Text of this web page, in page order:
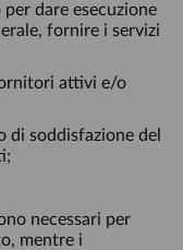
dare esecuzione
fornire i servizi
attivi e/o
di soddisfazione del
necessari per
mentre i